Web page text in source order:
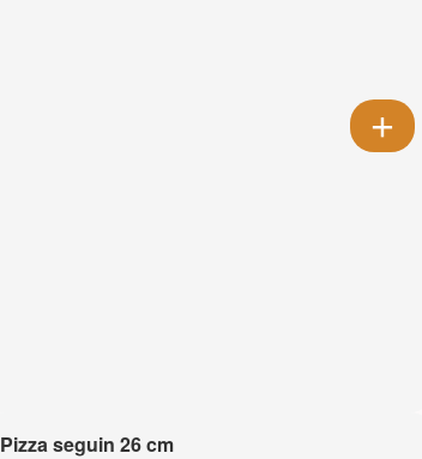
Pizza seguin 26 cm